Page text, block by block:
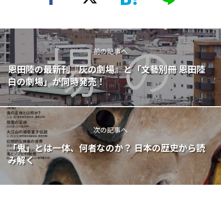
前の記事へ
恩田陸の最新刊『灰の劇場』と「文藝別冊 恩田陸
白の劇場」が同時発売！
次の記事へ
「鬼」とは一体、何者なのか？ 日本の歴史から読
み解く